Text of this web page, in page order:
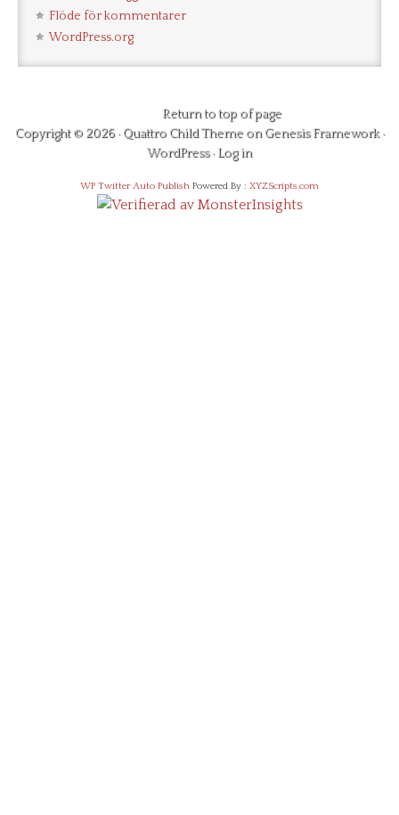
Flöde för kommentarer
WordPress.org
Return to top of page
Copyright © 2026 ·Quattro Child ThemeonGenesis Framework·
WordPress·Log in
WP Twitter Auto Publish Powered By : XYZScripts.com